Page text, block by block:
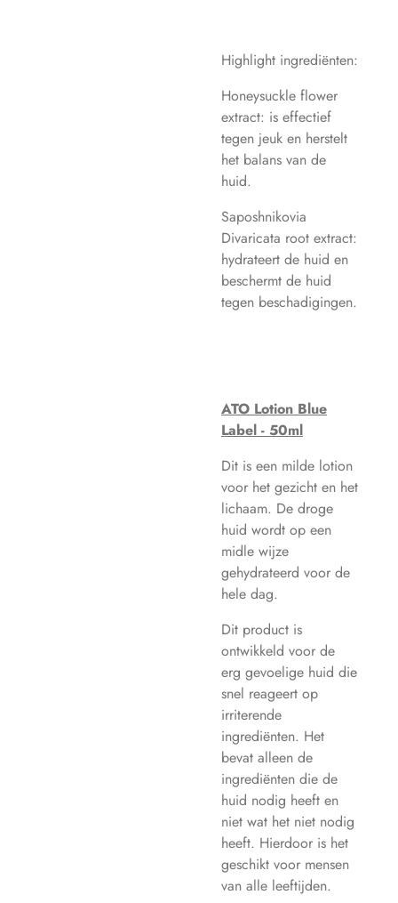
Highlight ingrediënten:
Honeysuckle flower
extract: is effectief
tegen jeuk en herstelt
het balans van de
huid.
Saposhnikovia
Divaricata root extract:
hydrateert de huid en
beschermt de huid
tegen beschadigingen.
ATO Lotion Blue
Label - 50ml
Dit is een milde lotion
voor het gezicht en het
lichaam. De droge
huid wordt op een
midle wijze
gehydrateerd voor de
hele dag.
Dit product is
ontwikkeld voor de
erg gevoelige huid die
snel reageert op
irriterende
ingrediënten. Het
bevat alleen de
ingrediënten die de
huid nodig heeft en
niet wat het niet nodig
heeft. Hierdoor is het
geschikt voor mensen
van alle leeftijden.